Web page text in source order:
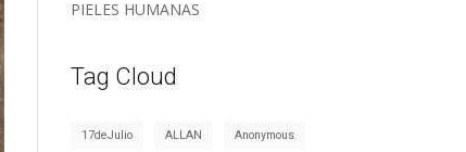
PIELES HUMANAS
Tag Cloud
17deJulio ALLAN Anonymous